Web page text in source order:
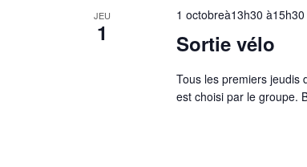
JEU
1 Sortie vélo
1 octobreà13h30 à15h30
Tous les premiers jeudis
est choisi par le groupe.